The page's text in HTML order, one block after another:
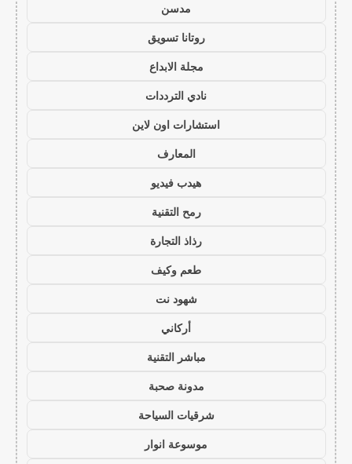
مدسن
روتانا تسويق
مجلة الابداع
نادي الترددات
استشارات اون لاين
المعارف
هيدب فيديو
رمح التقنية
رذاذ التجارة
طعم وكيف
شهود نت
أركاني
مباشر التقنية
مدونة صحبة
شرقيات السياحة
موسوعة انوار